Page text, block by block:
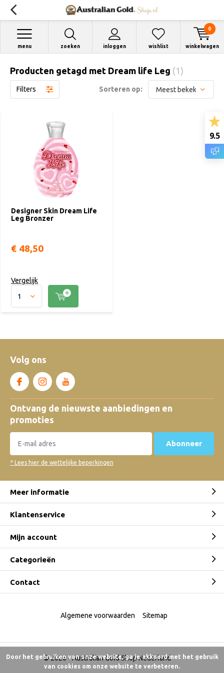
zoeken inloggen
menu wishlist winkelwagen
0
Producten getagd met Dream life Leg (1)
Filters Sorteren op:
Designer Skin Dream Life
Leg Bronzer
€ 48,50
Vergelijk
Volg ons
Ontvang de nieuwste aanbiedingen en
promoties
Abonneer
* Lees hier de wettelijke beperkingen
Meer informatie
Klantenservice
Mijn account
Categorieën
Contact
© 2026 -Australian Gold Shop Nederland
Algemene voorwaarden Sitemap
9.5
Door het gebruiken van onze website, ga je akkoord met het gebruik
van cookies om onze website te verbeteren.